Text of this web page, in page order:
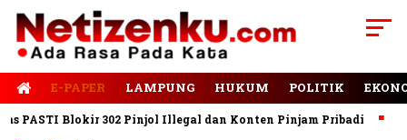
E-PAPER LAMPUNG HUKUM POLITIK
Blokir 302 Pinjol Illegal dan Konten Pinjam Pribadi